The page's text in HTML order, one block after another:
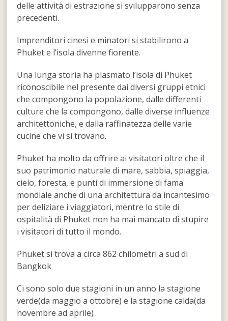
delle attività di estrazione si svilupparono senza
precedenti.
Imprenditori cinesi e minatori si stabilirono a
Phuket e l’isola divenne fiorente.
Una lunga storia ha plasmato l’isola di Phuket
riconoscibile nel presente dai diversi gruppi etnici
che compongono la popolazione, dalle differenti
culture che la compongono, dalle diverse influenze
architettoniche, e dalla raffinatezza delle varie
cucine che vi si trovano.
Phuket ha molto da offrire ai visitatori oltre che il
suo patrimonio naturale di mare, sabbia, spiaggia,
cielo, foresta, e punti di immersione di fama
mondiale anche di una architettura da incantesimo
per deliziare i viaggiatori, mentre lo stile di
ospitalità di Phuket non ha mai mancato di stupire
i visitatori di tutto il mondo.
Phuket si trova a circa 862 chilometri a sud di
Bangkok
Ci sono solo due stagioni in un anno la stagione
verde(da maggio a ottobre) e la stagione calda(da
novembre ad aprile)